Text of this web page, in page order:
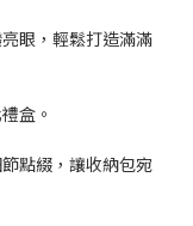
眼，輕鬆打造滿滿
盒。
點綴，讓收納包宛